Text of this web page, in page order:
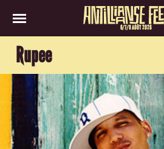
6/7/8 AOÛT 2026
Rupee